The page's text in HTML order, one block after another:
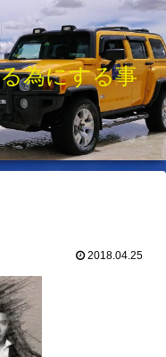
為にする事
2018.04.25